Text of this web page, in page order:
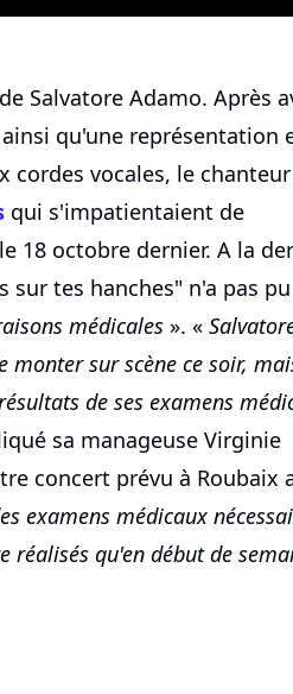
Salvatore Adamo. Après
ainsi qu'une représentation
cordes vocales, le
qui s'impatientaient de
18 octobre dernier. A la
tes hanches" n'a pas pu
médicales ». «
monter sur scène ce soir,
de ses examens
sa manageuse Virginie
concert prévu à Roubaix
examens médicaux
réalisés qu'en début de